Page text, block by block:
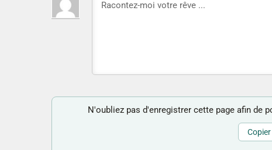
N'oubliez pas d'enregistrer cette page afin de
Copier